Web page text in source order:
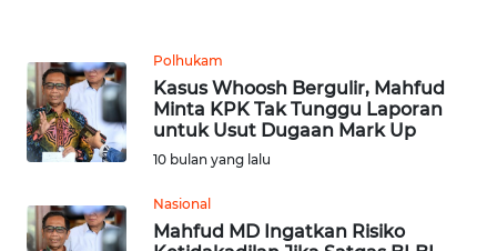
Polhukam
Kasus Whoosh Bergulir, Mahfud
Minta KPK Tak Tunggu Laporan
untuk Usut Dugaan Mark Up
10 bulan yang lalu
Nasional
Mahfud MD Ingatkan Risiko
MALUKU
WN
MALUT
DAIRI